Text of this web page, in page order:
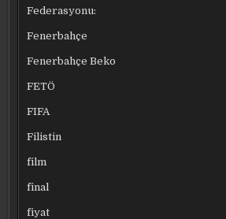
Federasyonu:
Fenerbahçe
Fenerbahçe Beko
FETÖ
FIFA
Filistin
film
final
fiyat